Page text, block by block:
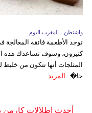
واشنطن - المغرب اليوم
توجد الأطعمة فائقة
كثيرون، وسوف تساعدك هذه
المثلجات أنها تتكون من خليط
جا�... المزيد
أحدث إطلالات